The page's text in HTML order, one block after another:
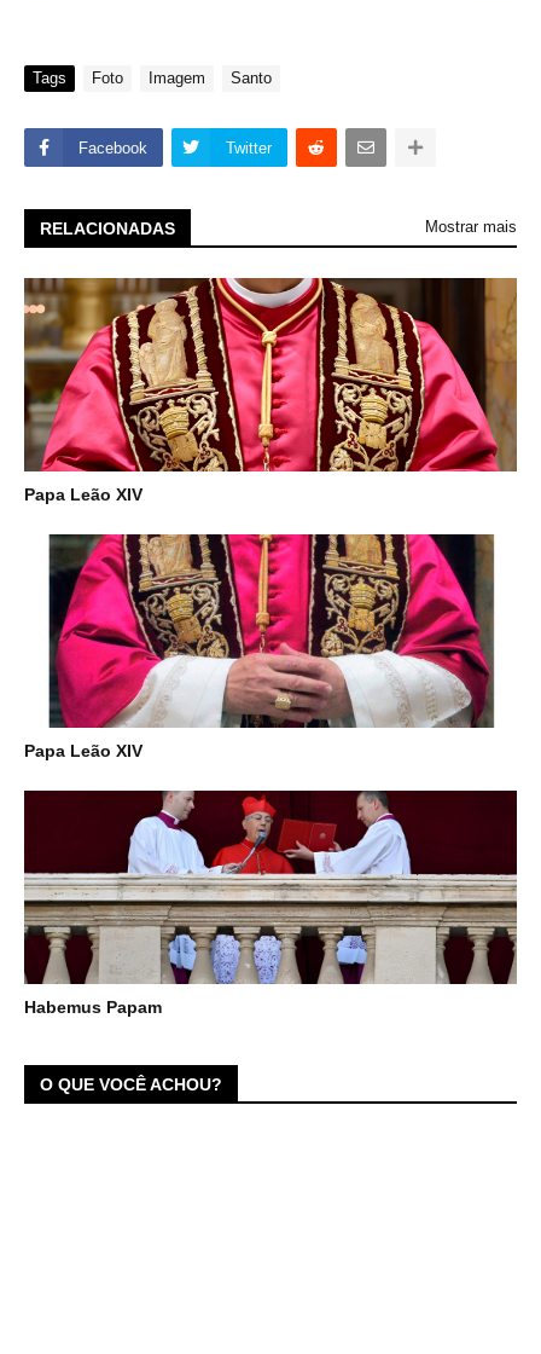
Tags Foto Imagem Santo
Facebook Twitter
RELACIONADAS Mostrar mais
Papa Leão XIV
Papa Leão XIV
Habemus Papam
O QUE VOCÊ ACHOU?